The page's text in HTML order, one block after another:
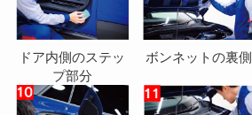
ドア内側のステッ
プ部分
ボンネットの裏側